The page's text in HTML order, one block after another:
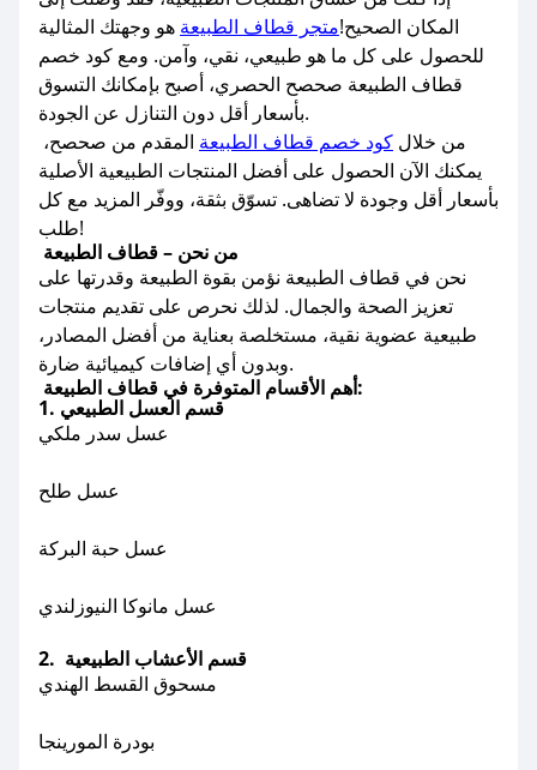
المكان الصحيح!متجر قطاف الطبيعة هو وجهتك المثالية
للحصول على كل ما هو طبيعي، نقي، وآمن. ومع كود خصم
قطاف الطبيعة صحصح الحصري، أصبح بإمكانك التسوق
بأسعار أقل دون التنازل عن الجودة.
من خلال كود خصم قطاف الطبيعة المقدم من صحصح،
يمكنك الآن الحصول على أفضل المنتجات الطبيعية الأصلية
بأسعار أقل وجودة لا تضاهى. تسوّق بثقة، ووفّر المزيد مع كل
طلب!
من نحن – قطاف الطبيعة
نحن في قطاف الطبيعة نؤمن بقوة الطبيعة وقدرتها على
تعزيز الصحة والجمال. لذلك نحرص على تقديم منتجات
طبيعية عضوية نقية، مستخلصة بعناية من أفضل المصادر،
وبدون أي إضافات كيميائية ضارة.
أهم الأقسام المتوفرة في قطاف الطبيعة:
1. قسم العسل الطبيعي
عسل سدر ملكي
عسل طلح
عسل حبة البركة
عسل مانوكا النيوزلندي
2. قسم الأعشاب الطبيعية
مسحوق القسط الهندي
بودرة المورينجا